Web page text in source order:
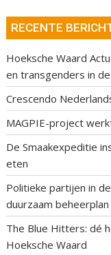
RECENTE
Hoeksche Waard
en transgenders in
Crescendo
MAGPIE-project
De Smaakexpeditie
eten
Politieke partijen in
duurzaam
The Blue Hitters: dé
Hoeksche Waard